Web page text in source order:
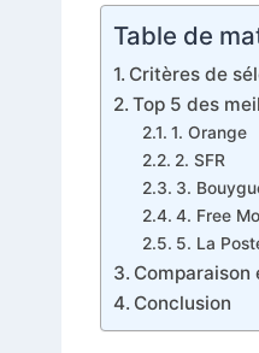
Table de
Critères de
Top 5 des
1. Orange
2. SFR
3.
4. Free
5. La
Comparaison
Conclusion